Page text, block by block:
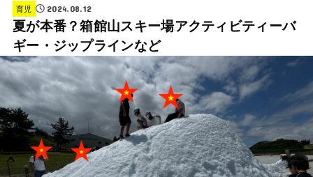
育児 2024.08.12
夏が本番？箱館山スキー場アクティビティーバ
ギー・ジップラインなど